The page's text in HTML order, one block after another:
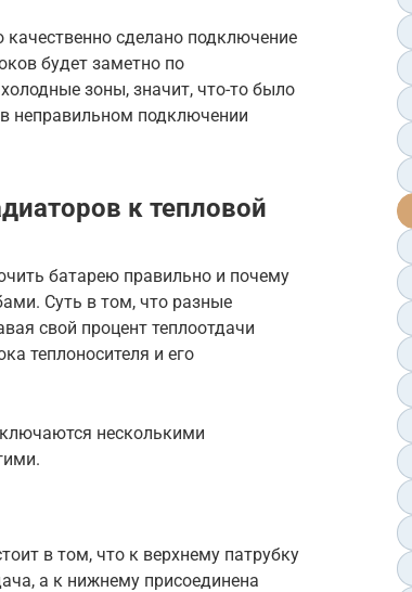
сделано подключение
будет заметно по
зоны, значит, что-то было
неправильном подключении
к тепловой
батарею правильно и почему
Суть в том, что разные
свой процент теплоотдачи
теплоносителя и его
несколькими
в том, что к верхнему патрубку
а к нижнему присоединена